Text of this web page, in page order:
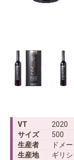
VT
2020
サイズ
500
生産者
ドメ
生産地
ギリシ